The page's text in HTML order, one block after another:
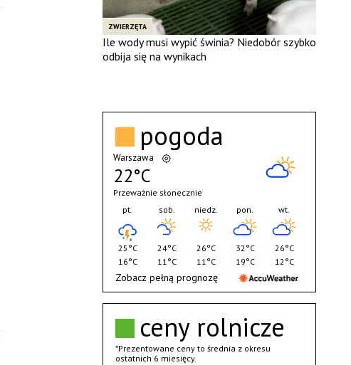
ZWIERZĘTA
Ile wody musi wypić świnia? Niedobór szybko
odbija się na wynikach
ceny rolnicze
*Prezentowane ceny to średnia z okresu
ostatnich 6 miesięcy.
pogoda
Warszawa
22°C
Przeważnie słonecznie
pt.
25°C
16°C
sob.
24°C
11°C
niedz.
26°C
11°C
pon.
32°C
19°C
wt.
26°C
12°C
Zobacz pełną prognozę